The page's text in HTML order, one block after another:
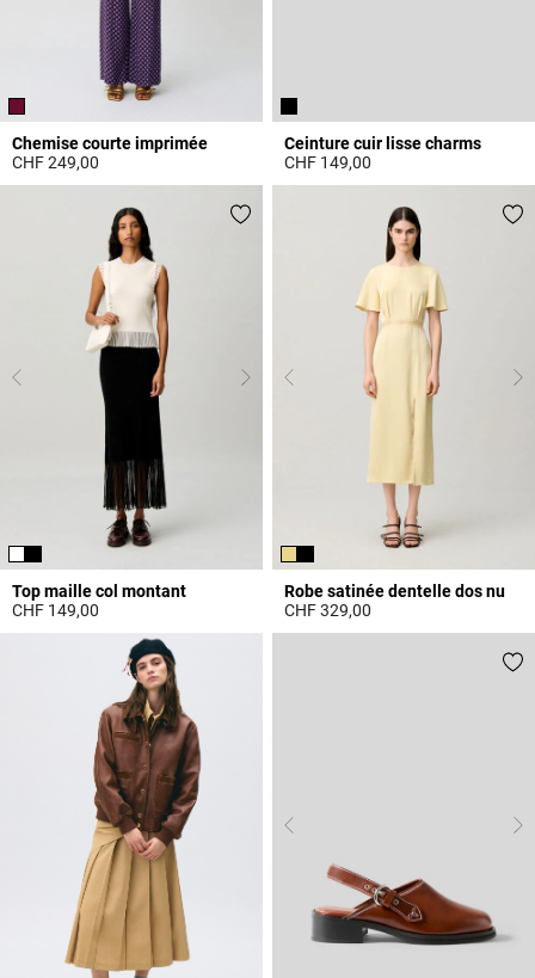
Chemise courte imprimée
CHF 249,00
Ceinture cuir lisse charms
CHF 149,00
Top maille col montant
CHF 149,00
4.5 out of 5 Customer Rating
Robe satinée dentelle dos nu
CHF 329,00
4.4 out of 5 Customer Rating